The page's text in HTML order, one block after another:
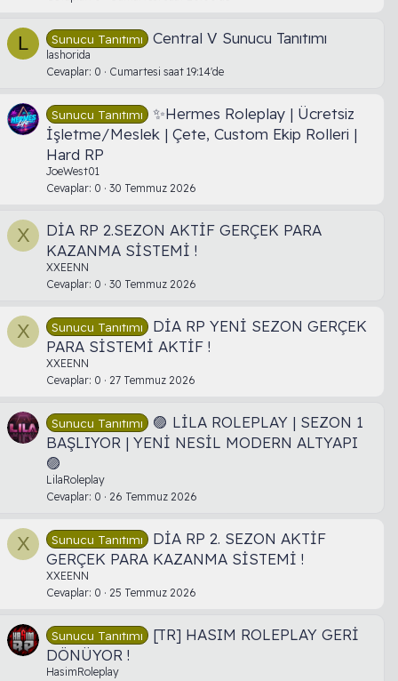
L Sunucu Tanıtımı Central V Sunucu Tanıtımı
lashorida
Cevaplar 0 Cumartesi saat 19:14'de
Sunucu Tanıtımı
✨Hermes Roleplay | Ücretsiz
İşletme/Meslek | Çete, Custom Ekip Rolleri |
Hard RP
JoeWest01
Cevaplar 0 30 Temmuz 2026
X
DİA RP 2.SEZON AKTİF GERÇEK PARA
KAZANMA SİSTEMİ !
XXEENN
Cevaplar 0 30 Temmuz 2026
X Sunucu Tanıtımı
DİA RP YENİ SEZON GERÇEK
PARA SİSTEMİ AKTİF !
XXEENN
Cevaplar 0 27 Temmuz 2026
Sunucu Tanıtımı
🟣 LİLA ROLEPLAY | SEZON 1
BAŞLIYOR | YENİ NESİL MODERN ALTYAPI
🟣
LilaRoleplay
Cevaplar 0 26 Temmuz 2026
X Sunucu Tanıtımı
DİA RP 2. SEZON AKTİF
GERÇEK PARA KAZANMA SİSTEMİ !
XXEENN
Cevaplar 0 25 Temmuz 2026
Sunucu Tanıtımı
[TR] HASIM ROLEPLAY GERİ
DÖNÜYOR !
HasimRoleplay